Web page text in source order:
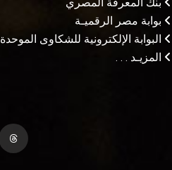
بوابة مصر الرقميـة
البوابة الإلكترونية للشكاوى الموحدة
المزيـد . . .